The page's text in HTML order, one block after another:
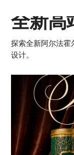
全新高
探索全新阿尔法霍
设计。